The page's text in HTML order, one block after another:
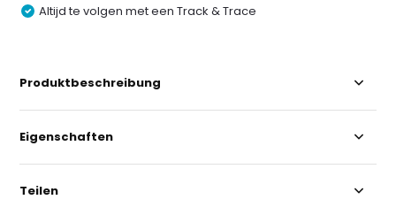
Altijd te volgen met een Track & Trace
Produktbeschreibung
Eigenschaften
Teilen